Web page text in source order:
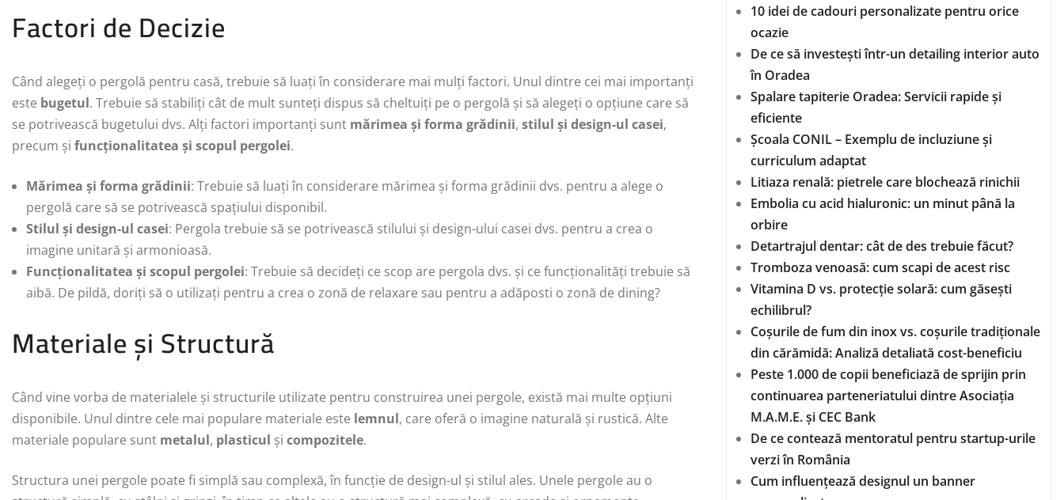
Factori de Decizie
Când alegeți o pergolă pentru casă, trebuie să luați în considerare mai mulți factori. Unul dintre cei mai importanți
este bugetul. Trebuie să stabiliți cât de mult sunteți dispus să cheltuiți pe o pergolă și să alegeți o opțiune care să
se potrivească bugetului dvs. Alți factori importanți sunt mărimea și forma grădinii, stilul și design-ul casei,
precum și funcționalitatea și scopul pergolei.
Mărimea și forma grădinii: Trebuie să luați în considerare mărimea și forma grădinii dvs. pentru a alege o
pergolă care să se potrivească spațiului disponibil.
Stilul și design-ul casei: Pergola trebuie să se potrivească stilului și design-ului casei dvs. pentru a crea o
imagine unitară și armonioasă.
Funcționalitatea și scopul pergolei: Trebuie să decideți ce scop are pergola dvs. și ce funcționalități trebuie să
aibă. De pildă, doriți să o utilizați pentru a crea o zonă de relaxare sau pentru a adăposti o zonă de dining?
Materiale și Structură
Când vine vorba de materialele și structurile utilizate pentru construirea unei pergole, există mai multe opțiuni
disponibile. Unul dintre cele mai populare materiale este lemnul, care oferă o imagine naturală și rustică. Alte
materiale populare sunt metalul, plasticul și compozitele.
Structura unei pergole poate fi simplă sau complexă, în funcție de design-ul și stilul ales. Unele pergole au o
10 idei de cadouri personalizate pentru orice
ocazie
De ce să investești într-un detailing interior auto
în Oradea
Spalare tapiterie Oradea: Servicii rapide și
eficiente
Școala CONIL – Exemplu de incluziune și
curriculum adaptat
Litiaza renală: pietrele care blochează rinichii
Embolia cu acid hialuronic: un minut până la
orbire
Detartrajul dentar: cât de des trebuie făcut?
Tromboza venoasă: cum scapi de acest risc
Vitamina D vs. protecție solară: cum găsești
echilibrul?
Coșurile de fum din inox vs. coșurile tradiționale
din cărămidă: Analiză detaliată cost-beneficiu
Peste 1.000 de copii beneficiază de sprijin prin
continuarea parteneriatului dintre Asociația
M.A.M.E. și CEC Bank
De ce contează mentoratul pentru startup-urile
verzi în România
Cum influențează designul un banner